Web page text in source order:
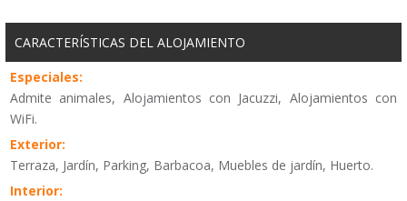
CARACTERÍSTICAS DEL ALOJAMIENTO
Especiales:
Admite animales, Alojamientos con Jacuzzi, Alojamientos con
WiFi.
Exterior:
Terraza, Jardín, Parking, Barbacoa, Muebles de jardín, Huerto.
Interior: